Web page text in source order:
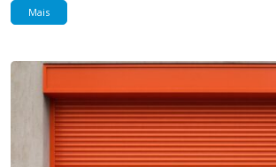
Mais